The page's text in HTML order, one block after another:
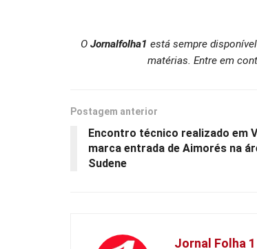
O Jornalfolha1 está sempre
matérias. Entre em
Postagem anterior
Encontro técnico realizado em
marca entrada de Aimorés na
Sudene
Jornal Folha 1